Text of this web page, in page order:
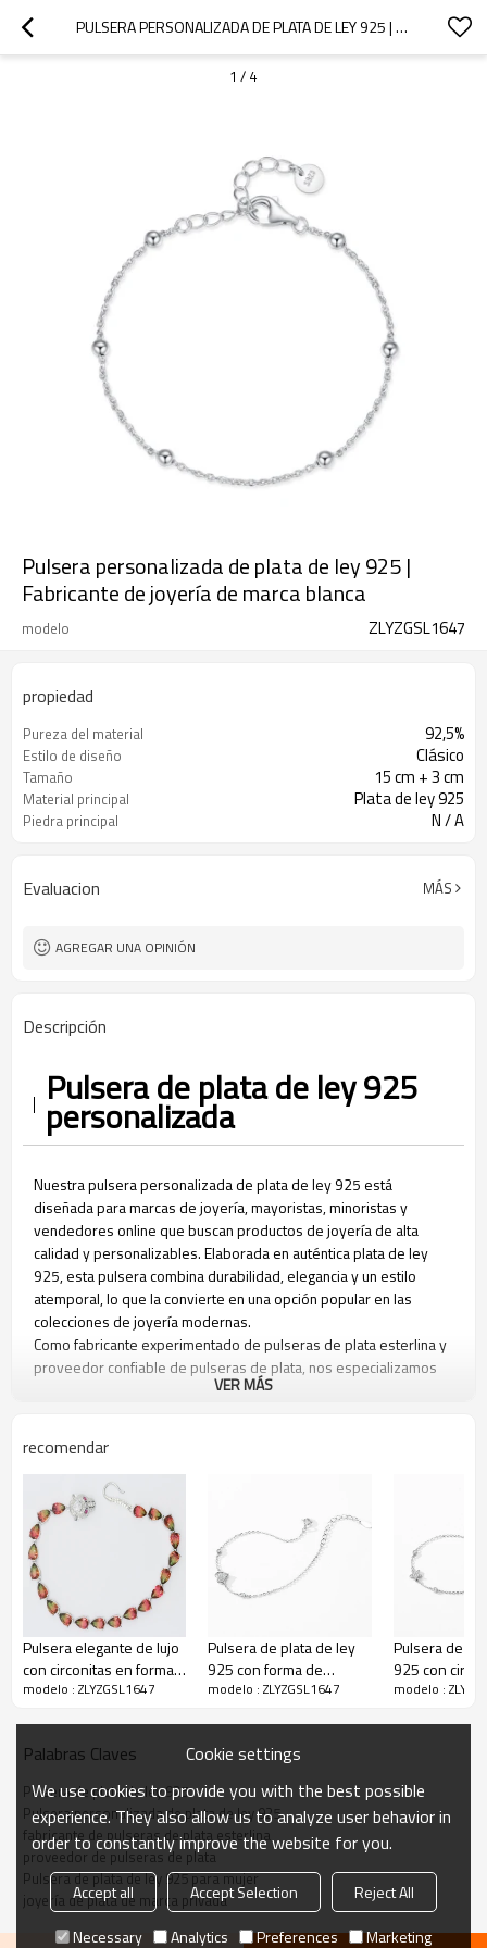
PULSERA PERSONALIZADA DE PLATA DE LEY 925 | FABRICANTE DE JOYERÍA DE MARCA BLANCA
1 / 4
Pulsera personalizada de plata de ley 925 |
Fabricante de joyería de marca blanca
modelo ZLYZGSL1647
propiedad
Pureza del material 92,5%
Estilo de diseño Clásico
Tamaño 15 cm + 3 cm
Material principal Plata de ley 925
Piedra principal N / A
Evaluacion MÁS
AGREGAR UNA OPINIÓN
Descripción
Pulsera de plata de ley 925
personalizada
Nuestra pulsera personalizada de plata de ley 925 está
diseñada para marcas de joyería, mayoristas, minoristas y
vendedores online que buscan productos de joyería de alta
calidad y personalizables. Elaborada en auténtica plata de ley
925, esta pulsera combina durabilidad, elegancia y un estilo
atemporal, lo que la convierte en una opción popular en las
colecciones de joyería modernas.
Como fabricante experimentado de pulseras de plata esterlina y
proveedor confiable de pulseras de plata, nos especializamos
en la producción de pulseras de plata esterlina 925 premium
joyería o desarrollar joyas de plata de marca propia, nuestro
equipo de profesionales puede ayudarle a convertir sus ideas
en productos de alta calidad.
VER MÁS
recomendar
Pulsera elegante de lujo
con circonitas en forma
de gota de agua | Pulsera
modelo : ZLYZGSL1647
Pulsera de plata de ley
925 con forma de
corazón, a la moda |
modelo : ZLYZGSL1647
Pulsera de
925 con
estrella, a la
modelo :
Palabras Claves
Pulsera de plata de ley 925
Pulsera personalizada de plata de ley 925
fabricante de pulseras de plata esterlina
proveedor de pulseras de plata
Pulsera de plata de ley 925 para mujer
joyería de plata de marca privada
Cookie settings
We use cookies to provide you with the best possible
experience. They also allow us to analyze user behavior in
order to constantly improve the website for you.
Accept all Accept Selection
Reject All
Necessary
Analytics Preferences Marketing